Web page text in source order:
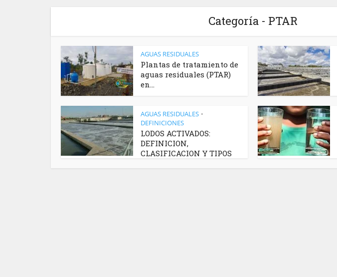
Categoría - PTAR
AGUAS RESIDUALES
Plantas de tratamiento de
aguas residuales (PTAR)
en...
AGUAS RESIDUALES •
DEFINICIONES
LODOS ACTIVADOS:
DEFINICION,
CLASIFICACION Y TIPOS